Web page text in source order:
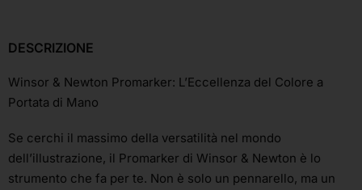
DESCRIZIONE
Winsor & Newton Promarker: L’Eccellenza del Colore a
Portata di Mano
Se cerchi il massimo della versatilità nel mondo
dell’illustrazione, il Promarker di Winsor & Newton è lo
strumento che fa per te. Non è solo un pennarello, ma un